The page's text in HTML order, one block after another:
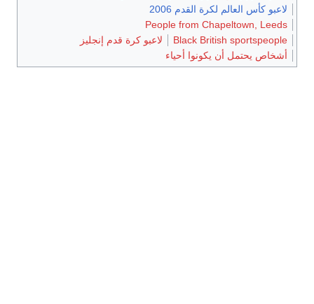
لاعبو كأس العالم لكرة القدم 2006
People from Chapeltown, Leeds
Black British sportspeople
لاعبو كرة قدم إنجليز
أشخاص يحتمل أن يكونوا أحياء